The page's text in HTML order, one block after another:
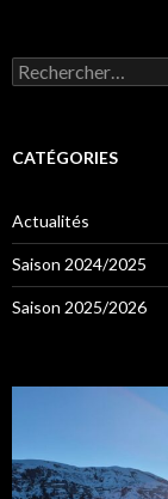
Rechercher :
CATÉGORIES
Actualités
Saison 2024/2025
Saison 2025/2026